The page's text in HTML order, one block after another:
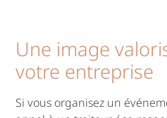
Une image
votre entreprise
Si vous organisez un